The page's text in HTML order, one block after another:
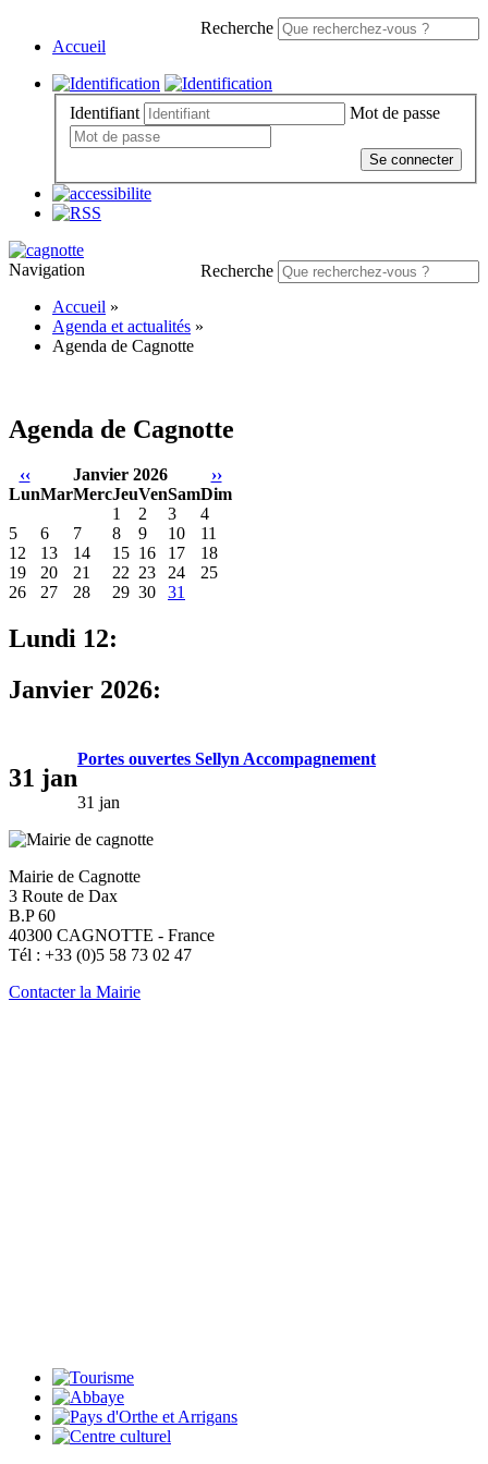
Recherche
Accueil
Identifiant Mot de passe
Se connecter
Recherche
Navigation
Accueil »
Agenda et actualités »
Agenda de Cagnotte
Agenda de Cagnotte
‹‹ Janvier 2026
››
LunMarMercJeuVenSamDim
1
2 3
4
5
6 7 8 9 10
11
12
13 14 15 16 17
18
19
20 21 22 23 24
25
26
27 28 29 30 31
Lundi 12:
Janvier 2026:
31 jan
Portes ouvertes Sellyn Accompagnement
31 jan
Mairie de Cagnotte
3 Route de Dax
B.P 60
40300 CAGNOTTE - France
Tél : +33 (0)5 58 73 02 47
Contacter la Mairie